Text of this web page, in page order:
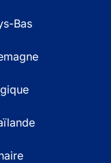
Bas